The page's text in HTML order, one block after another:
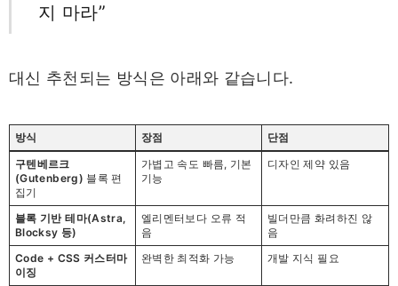
지 마라”
대신 추천되는 방식은 아래와 같습니다.
방식 장점
단점
구텐베르크
(Gutenberg) 블록 편
집기
가볍고 속도 빠름, 기본
기능
디자인 제약 있음
블록 기반 테마(Astra,
Blocksy 등)
엘리멘터보다 오류 적
음
빌더만큼 화려하진 않
음
Code + CSS 커스터마
이징
완벽한 최적화 가능 개발 지식 필요